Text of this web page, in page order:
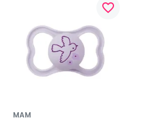
favorite_border
MAM